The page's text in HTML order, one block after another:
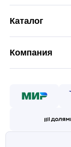
Каталог
Компания